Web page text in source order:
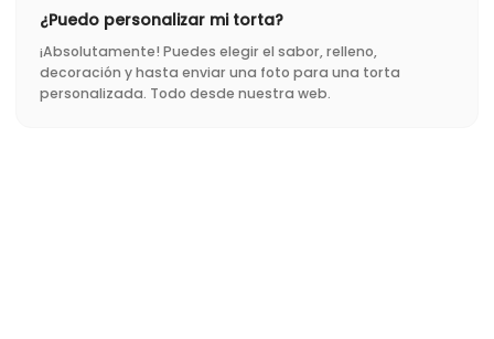
¿Puedo personalizar mi torta?
¡Absolutamente! Puedes elegir el sabor, relleno,
decoración y hasta enviar una foto para una torta
personalizada. Todo desde nuestra web.